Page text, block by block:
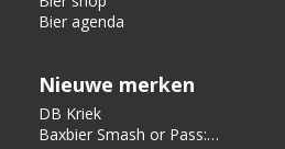
Bier agenda
Nieuwe merken
DB Kriek
Baxbier Smash or Pass: